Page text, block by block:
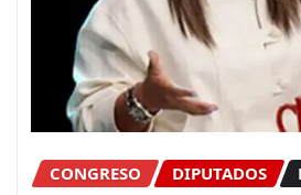
CONGRESO DIPUTADOS